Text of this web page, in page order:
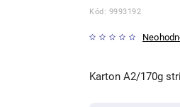
Kód: 9993192
Karton A2/170g